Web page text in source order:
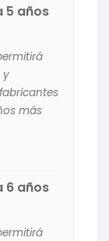
5 años
y
más
6 años